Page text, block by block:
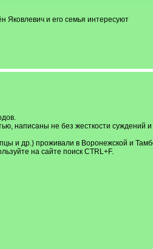
Яковлевич и его семья интересуют
написаны не без жесткости суждений и
и др.) проживали в Воронежской и
на сайте поиск CTRL+F.